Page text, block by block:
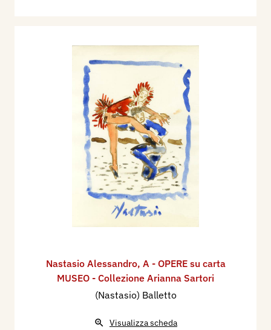
Nastasio Alessandro, A - OPERE su carta
MUSEO - Collezione Arianna Sartori
(Nastasio) Balletto
Visualizza scheda